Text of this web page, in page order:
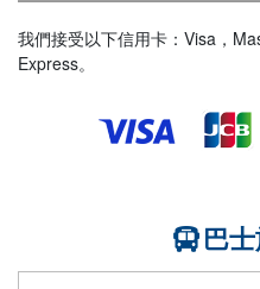
我們接受以下信用卡：Visa，
Express。
巴